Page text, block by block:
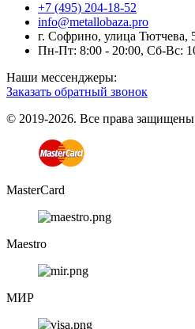
+7 (495) 204-18-52
info@metallobaza.pro
г. Софрино, улица Тютчева,
Пн-Пт: 8:00 - 20:00, Сб-Вс:
Наши мессенджеры:
Заказать обратный звонок
© 2019-2026. Все права
MasterCard
Maestro
МИР